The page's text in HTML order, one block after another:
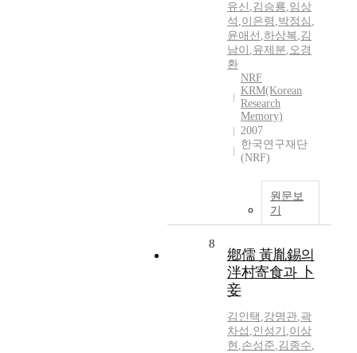
유신 ,김승룡,임상
석 ,이은령 ,박정심 ,
윤애선 ,하상복,김
남이 ,유제분,오경
환
NRF
KRM(Korean
Research
Memory)
2007
한국연구재단
(NRF)
원문보
기
8
鄕儒 黃胤錫의
泮村寄食과 卜
妾
김인택 ,강명관,곽
차섭 ,인성기 ,이상
현 ,손성준,김종수,